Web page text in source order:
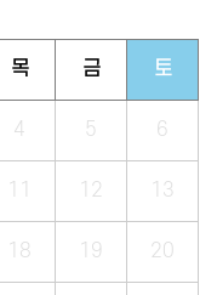
목 금 토
4 5 6
11 12 13
18 19 20